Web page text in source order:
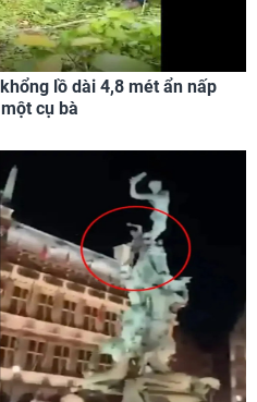
lồ dài 4,8 mét ẩn nấp
cụ bà